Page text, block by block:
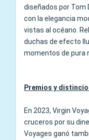
diseñados por Tom
con la elegancia
vistas al océano.
duchas de efecto
momentos de pura
Premios y
En 2023, Virgin
cruceros por su
Voyages ganó